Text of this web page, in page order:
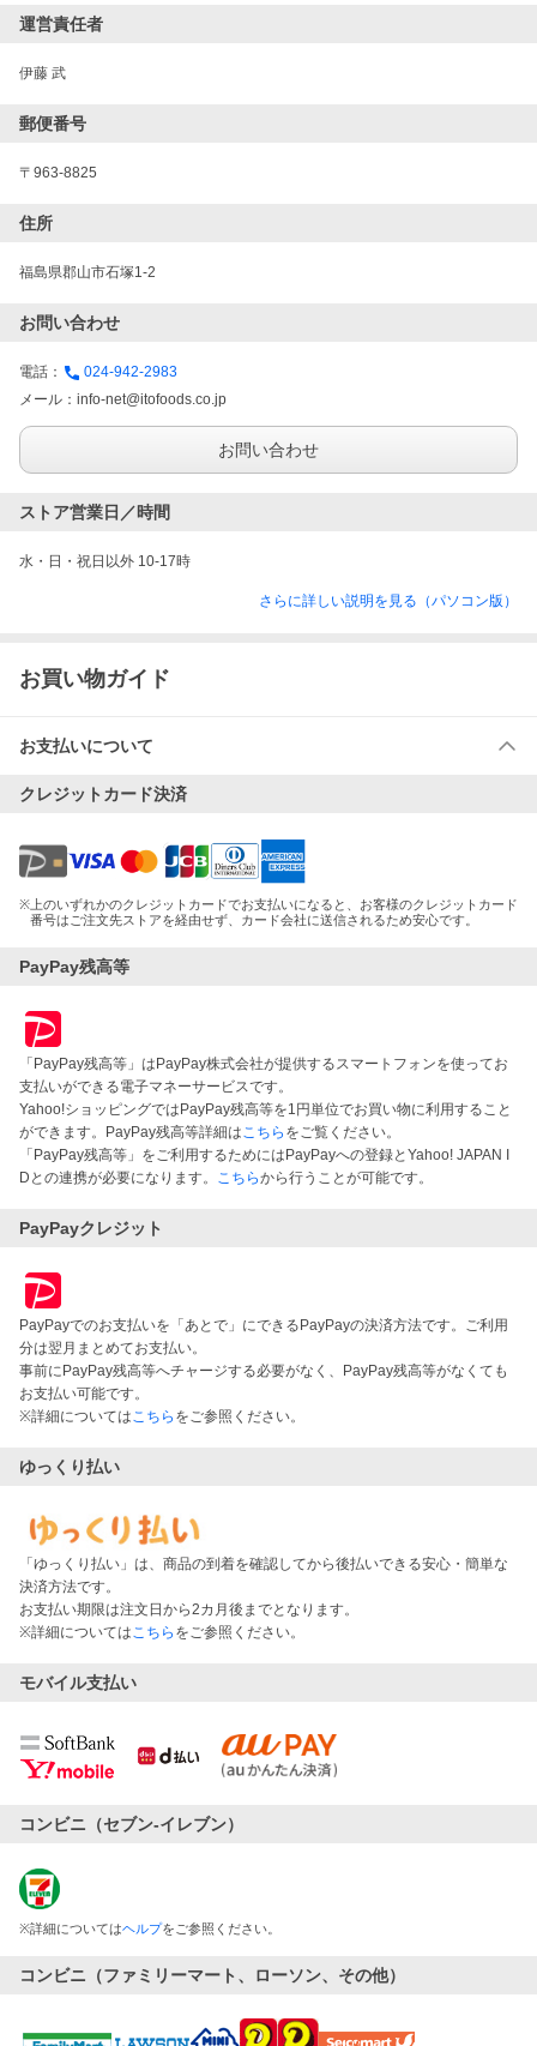
運営責任者
伊藤 武
郵便番号
〒963-8825
住所
福島県郡山市石塚1-2
お問い合わせ
電話：
024-942-2983
メール： info-net@itofoods.co.jp
お問い合わせ
ストア営業日／時間
水・日・祝日以外 10-17時
さらに詳しい説明を見る（パソコン版）
お買い物ガイド
お支払いについて
クレジットカード決済
※ 上のいずれかのクレジットカードでお支払いになると、お客様のクレジットカード
番号はご注文先ストアを経由せず、カード会社に送信されるため安心です。
PayPay残高等
「PayPay残高等」はPayPay株式会社が提供するスマートフォンを使ってお
支払いができる電子マネーサービスです。
Yahoo!ショッピングではPayPay残高等を1円単位でお買い物に利用すること
ができます。PayPay残高等詳細はこちら をご覧ください。
「PayPay残高等」をご利用するためにはPayPayへの登録とYahoo! JAPAN I
Dとの連携が必要になります。 こちらから行うことが可能です。
PayPayクレジット
PayPayでのお支払いを「あとで」にできるPayPayの決済方法です。ご利用
分は翌月まとめてお支払い。
事前にPayPay残高等へチャージする必要がなく、PayPay残高等がなくても
お支払い可能です。
※詳細についてはこちら をご参照ください。
ゆっくり払い
「ゆっくり払い」は、商品の到着を確認してから後払いできる安心・簡単な
決済方法です。
お支払い期限は注文日から2カ月後までとなります。
※詳細についてはこちら をご参照ください。
モバイル支払い
コンビニ（セブン-イレブン）
※詳細についてはヘルプをご参照ください。
コンビニ（ファミリーマート、ローソン、その他）